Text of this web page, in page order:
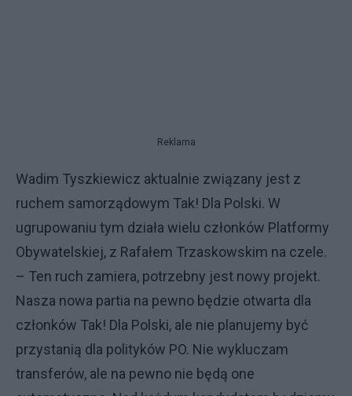
Reklama
Wadim Tyszkiewicz aktualnie związany jest z
ruchem samorządowym Tak! Dla Polski. W
ugrupowaniu tym działa wielu członków Platformy
Obywatelskiej, z Rafałem Trzaskowskim na czele.
– Ten ruch zamiera, potrzebny jest nowy projekt.
Nasza nowa partia na pewno będzie otwarta dla
członków Tak! Dla Polski, ale nie planujemy być
przystanią dla polityków PO. Nie wykluczam
transferów, ale na pewno nie będą one